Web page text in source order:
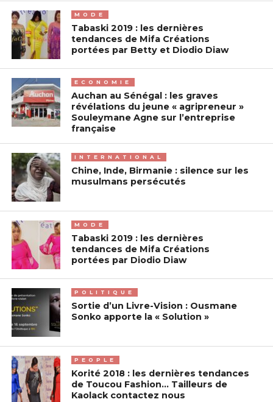
MODE
Tabaski 2019 : les dernières
tendances de Mifa Créations
portées par Betty et Diodio Diaw
ECONOMIE
Auchan au Sénégal : les graves
révélations du jeune « agripreneur »
Souleymane Agne sur l’entreprise
française
INTERNATIONAL
Chine, Inde, Birmanie : silence sur les
musulmans persécutés
MODE
Tabaski 2019 : les dernières
tendances de Mifa Créations
portées par Diodio Diaw
POLITIQUE
Sortie d’un Livre-Vision : Ousmane
Sonko apporte la « Solution »
PEOPLE
Korité 2018 : les dernières tendances
de Toucou Fashion… Tailleurs de
Kaolack contactez nous